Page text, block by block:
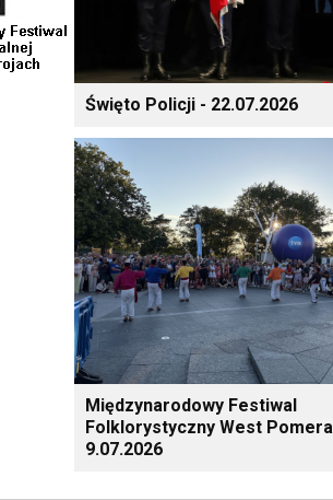
Święto Policji - 22.07.2026
Międzynarodowy Festiwal
Folklorystyczny West
9.07.2026